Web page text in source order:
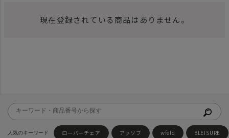
現在登録されている商品はありません。
ローバーチェア アッソブ wfeld BLEISURE